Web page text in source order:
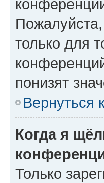
только для
понизят
Вернуться
Когда я
Только